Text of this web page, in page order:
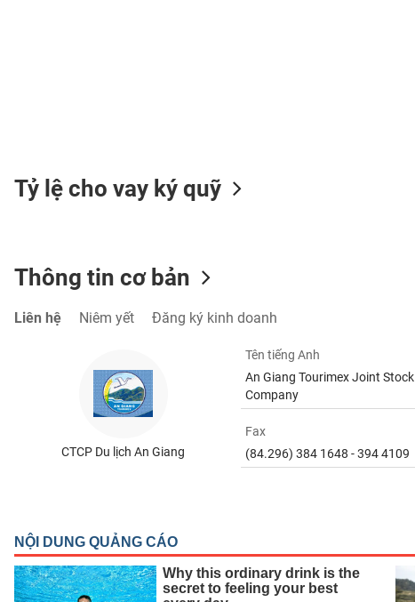
Tỷ lệ cho vay ký quỹ
Thông tin cơ bản
Liên hệ Niêm yết Đăng ký kinh doanh
CTCP Du lịch An Giang
Tên tiếng Anh
An Giang Tourimex Joint Stock
Company
Fax
(84.296) 384 1648 - 394 4109
CHĂM
CÔNG
DỊCH